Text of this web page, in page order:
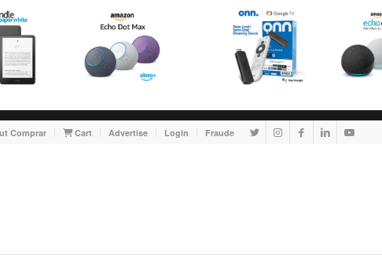
Comprar Cart Advertise Login Fraude